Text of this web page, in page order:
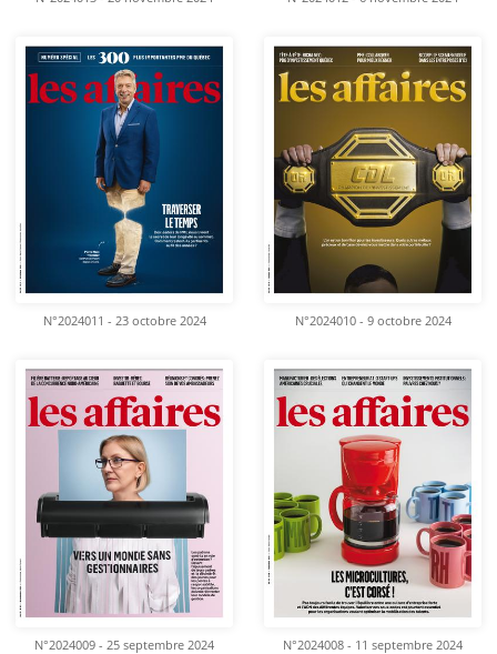
N°2024011 - 23 octobre 2024 N°2024010 - 9 octobre 2024
N°2024009 - 25 septembre 2024 N°2024008 - 11 septembre 2024